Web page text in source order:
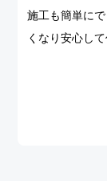
施工も簡単に
くなり安心し